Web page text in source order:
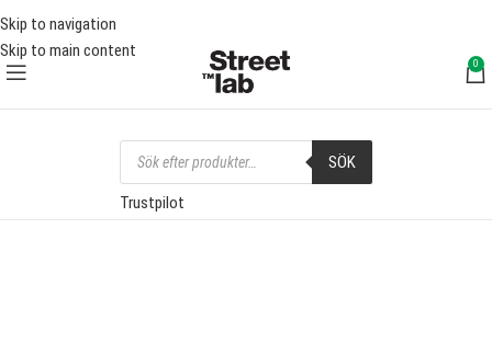
Skip to navigation
Skip to main content
0
SÖK
Trustpilot